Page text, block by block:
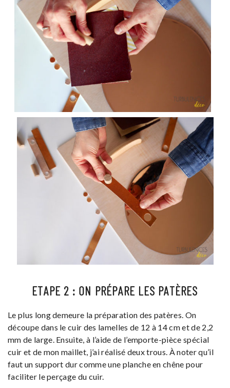
ETAPE 2 : ON PRÉPARE LES PATÈRES
Le plus long demeure la préparation des patères. On
découpe dans le cuir des lamelles de 12 à 14 cm et de 2,2
mm de large. Ensuite, à l’aide de l’emporte-pièce spécial
cuir et de mon maillet, j’ai réalisé deux trous. À noter qu’il
faut un support dur comme une planche en chêne pour
faciliter le perçage du cuir.